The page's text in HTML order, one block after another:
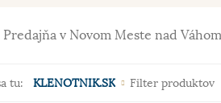
Predajňa v Novom Meste nad Váhom
tu: KLENOTNIK.SK Filter produktov